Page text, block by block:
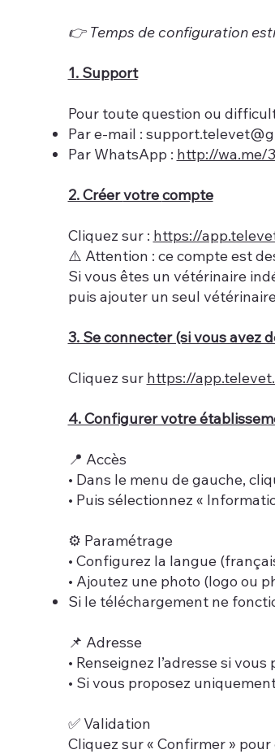
👉 Temps de configuration
1. Support
Pour toute question ou
Par e-mail :
Par WhatsApp : http://wa.me/
2. Créervotrecompte
Cliquez sur : https://
⚠️ Attention : ce compte est
Si vous êtes un vétérinaire
puis ajouter un seul
3. Se connecter (si vous avez
Cliquez sur https://
4. Configurer votre
📍 Accès
• Dans le menu de gauche,
• Puis sélectionnez «
⚙️ Paramétrage
• Configurez la langue
• Ajoutez une photo (logo ou
Si le téléchargement ne
📌 Adresse
• Renseignez l’adresse si
• Si vous proposez
✅ Validation
Cliquez sur « Confirmer »